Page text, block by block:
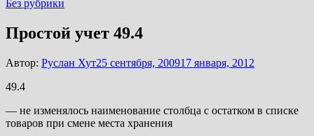
Без рубрики
Простой учет 49.4
Автор: Руслан Хут25 сентября, 200917 января, 2012
49.4
— не изменялось наименование столбца с остатком в списке
товаров при смене места хранения